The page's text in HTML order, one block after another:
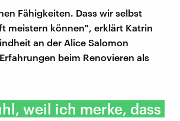
Fähigkeiten. Dass wir selbst
meistern können", erklärt Katrin
an der Alice Salomon
beim Renovieren als
weil ich merke, dass